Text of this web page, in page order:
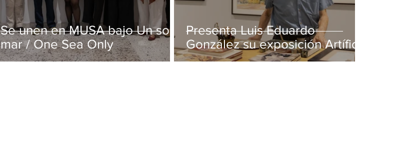
Se unen en MUSA bajo Un solo
mar / One Sea Only
Presenta Luis Eduardo
González su exposición Artífice
de la luz en MUSA